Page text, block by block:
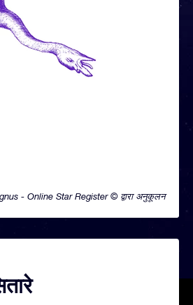
- Online Star Register © द्वारा अनुकूलन